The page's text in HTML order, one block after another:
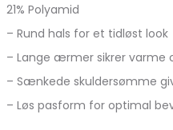
21% Polyamid
– Rund hals for et tidløst look
– Lange ærmer sikrer varme
– Sænkede skuldersømme
– Løs pasform for optimal